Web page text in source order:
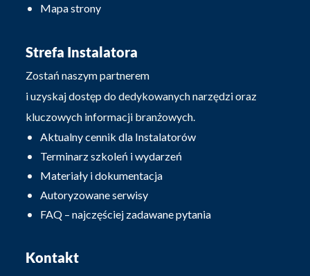
Mapa strony
Strefa Instalatora
Zostań naszym partnerem
i uzyskaj dostęp do dedykowanych narzędzi oraz
kluczowych informacji branżowych.
Aktualny cennik dla Instalatorów
Terminarz szkoleń i wydarzeń
Materiały i dokumentacja
Autoryzowane serwisy
FAQ – najczęściej zadawane pytania
Kontakt